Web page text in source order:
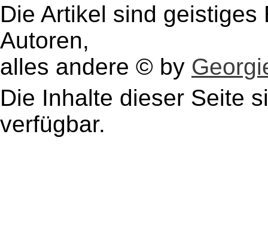
Die Artikel sind
Autoren,
alles andere © by
Die Inhalte dieser Seite
verfügbar.